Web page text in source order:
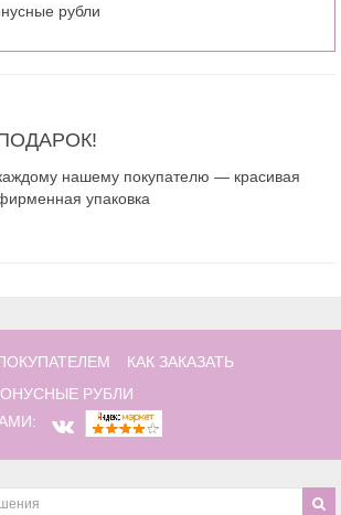
рубли
нашему покупателю — красивая
упаковка
КАК ЗАКАЗАТЬ
РУБЛИ